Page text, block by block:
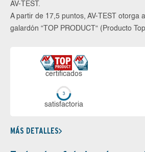
AV-TEST.
A partir de 17,5 puntos, AV-TEST otorga
galardón “TOP PRODUCT“ (Producto
certi­ficados
sa­tis­fac­to­ria
MÁS DETALLES